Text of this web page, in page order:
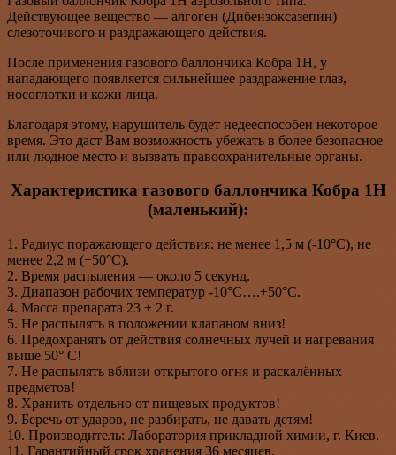
Действующее вещество — алгоген (Дибензоксазепин)
слезоточивого и раздражающего действия.
После применения газового баллончика Кобра 1Н, у
нападающего появляется сильнейшее раздражение глаз,
носоглотки и кожи лица.
Благодаря этому, нарушитель будет недееспособен некоторое
время. Это даст Вам возможность убежать в более безопасное
или людное место и вызвать правоохранительные органы.
Характеристика газового баллончика Кобра 1Н
(маленький):
1. Радиус поражающего действия: не менее 1,5 м (-10°С), не
менее 2,2 м (+50°С).
2. Время распыления — около 5 секунд.
3. Диапазон рабочих температур -10°С….+50°С.
4. Масса препарата 23 ± 2 г.
5. Не распылять в положении клапаном вниз!
6. Предохранять от действия солнечных лучей и нагревания
выше 50° С!
7. Не распылять вблизи открытого огня и раскалённых
предметов!
8. Хранить отдельно от пищевых продуктов!
9. Беречь от ударов, не разбирать, не давать детям!
10. Производитель: Лаборатория прикладной химии, г. Киев.
11. Гарантийный срок хранения 36 месяцев.